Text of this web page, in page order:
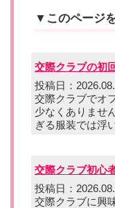
▼このページ
交際クラブの初
投稿日：
交際クラブでオ
少なくありませ
ぎる服装では浮
交際クラブ初心
投稿日：
交際クラブに興